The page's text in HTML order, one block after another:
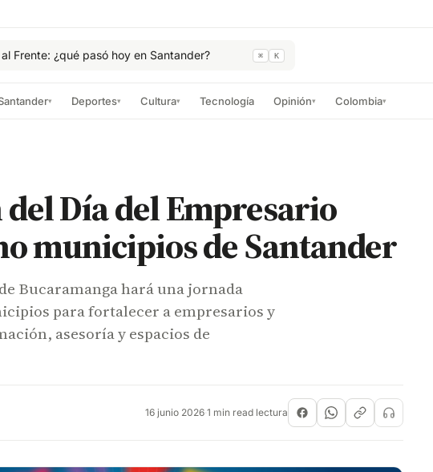
Frente: ¿qué pasó hoy en Santander? ⌘ K
▾ Deportes▾ Cultura▾ Tecnología Opinión▾ Colombia▾
Día del Empresario
municipios de Santander
Bucaramanga hará una jornada
para fortalecer a empresarios y
asesoría y espacios de
16 junio 2026·1 min read lectura